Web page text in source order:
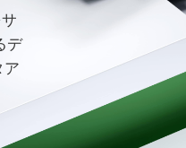
デ
ア